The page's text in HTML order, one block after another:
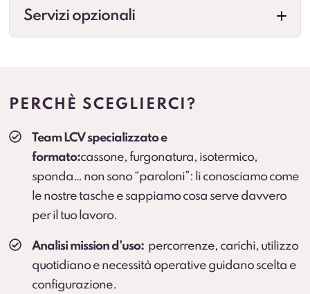
Servizi opzionali
all’attività). Prevedere collegamenti a landing.
Veicolo sostitutivo
Continuità operativa in caso di fermo prolungato
(secondo condizioni).
Cambio gomme
pneumatici.
Protection Pack – Noleggio senza sorprese
PERCHÈ SCEGLIERCI?
Team LCV specializzato e
formato:cassone, furgonatura, isotermico,
sponda… non sono “paroloni”: li conosciamo come
le nostre tasche e sappiamo cosa serve davvero
per il tuo lavoro.
Analisi mission d’uso: percorrenze, carichi, utilizzo
quotidiano e necessità operative guidano scelta e
configurazione.